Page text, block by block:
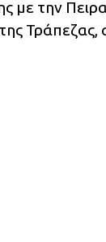
με την